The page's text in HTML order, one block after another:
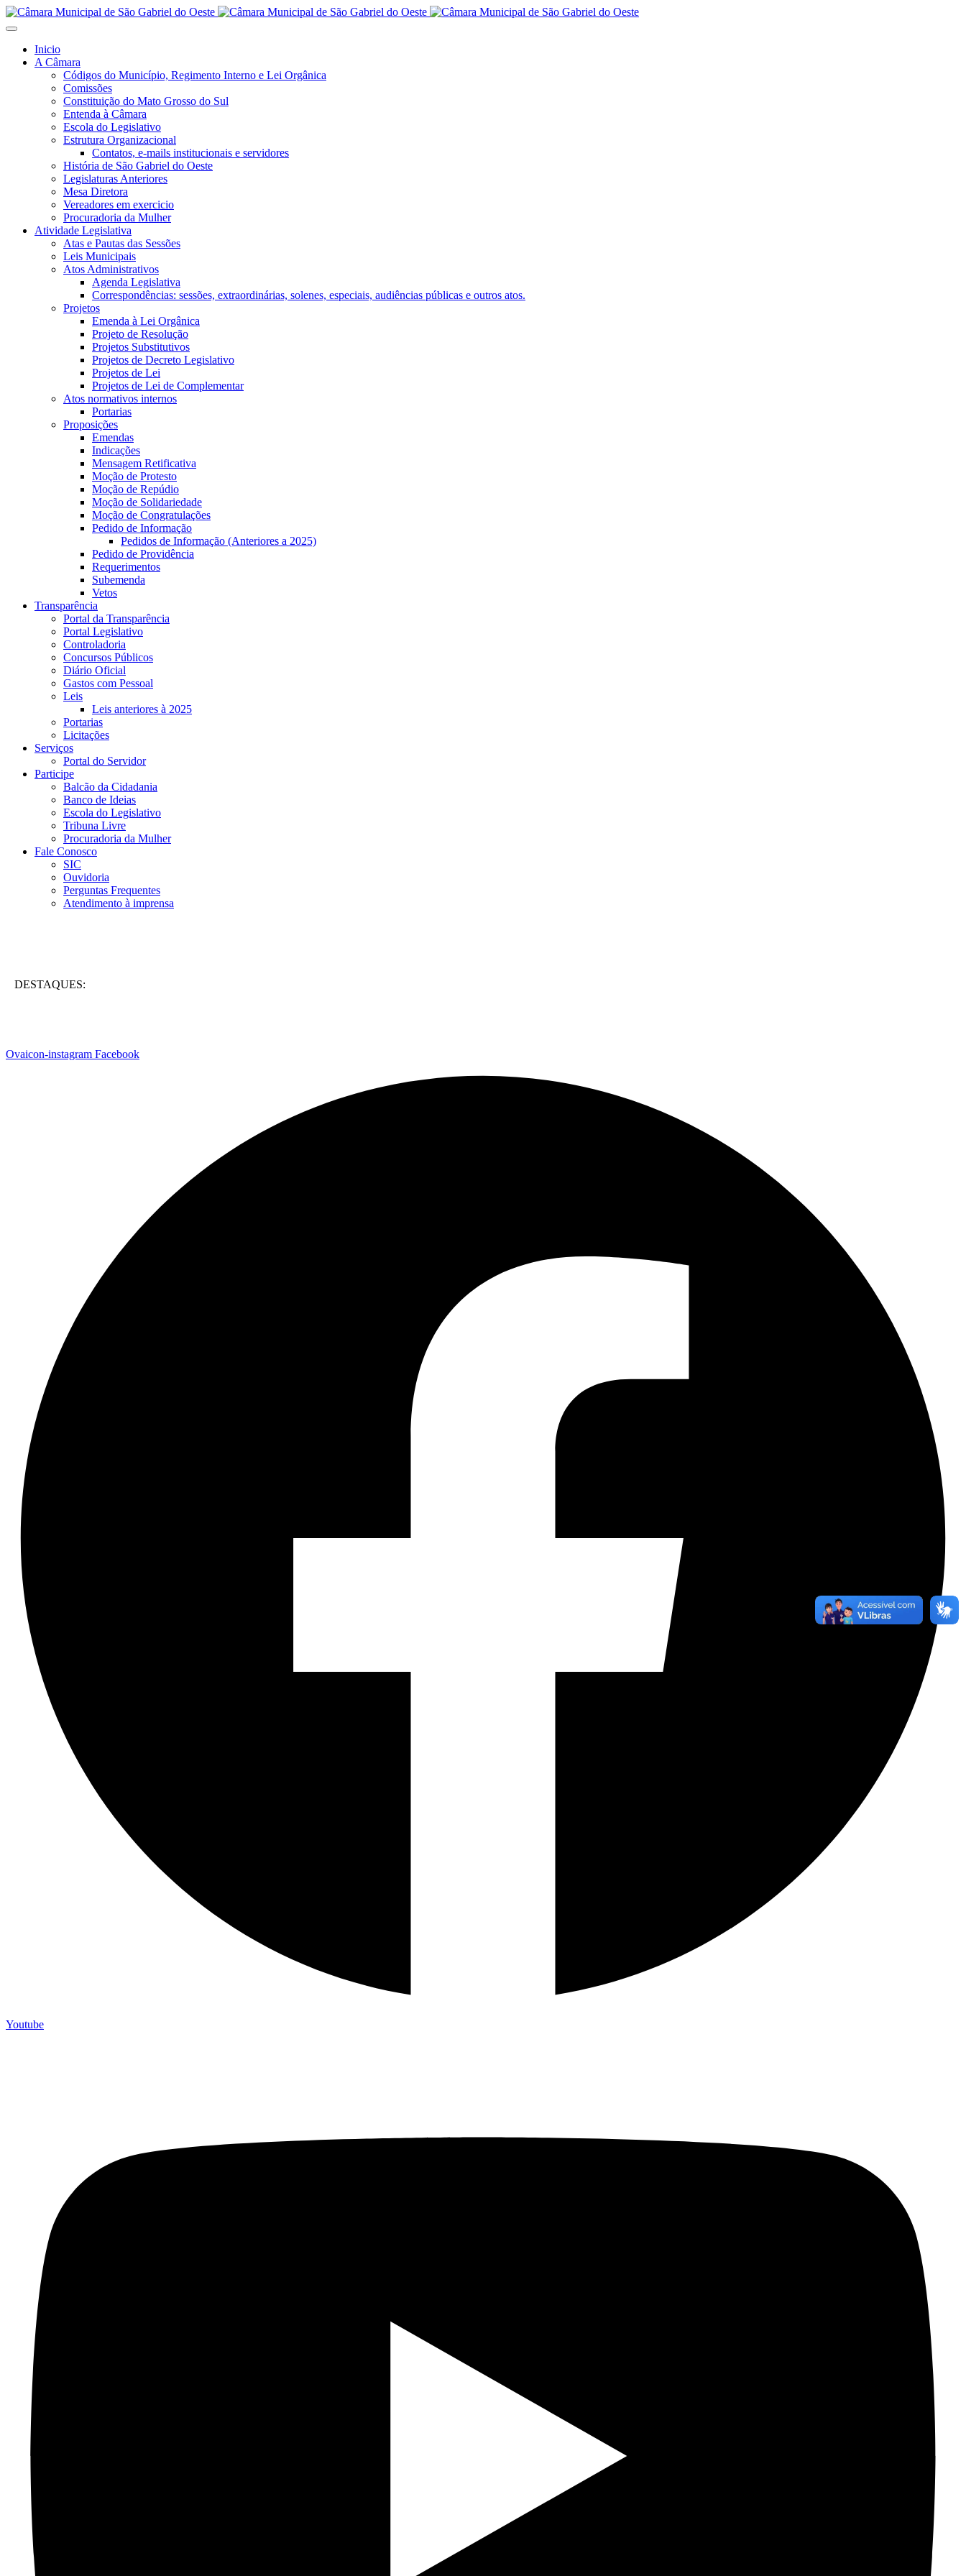
Inicio
A Câmara
Códigos do Município, Regimento Interno e Lei Orgânica
Comissões
Constituição do Mato Grosso do Sul
Entenda à Câmara
Escola do Legislativo
Estrutura Organizacional
Contatos, e-mails institucionais e servidores
História de São Gabriel do Oeste
Legislaturas Anteriores
Mesa Diretora
Vereadores em exercicio
Procuradoria da Mulher
Atividade Legislativa
Atas e Pautas das Sessões
Leis Municipais
Atos Administrativos
Agenda Legislativa
Correspondências: sessões, extraordinárias, solenes, especiais, audiências públicas e outros atos.
Projetos
Emenda à Lei Orgânica
Projeto de Resolução
Projetos Substitutivos
Projetos de Decreto Legislativo
Projetos de Lei
Projetos de Lei de Complementar
Atos normativos internos
Portarias
Proposições
Emendas
Indicações
Mensagem Retificativa
Moção de Protesto
Moção de Repúdio
Moção de Solidariedade
Moção de Congratulações
Pedido de Informação
Pedidos de Informação (Anteriores a 2025)
Pedido de Providência
Requerimentos
Subemenda
Vetos
Transparência
Portal da Transparência
Portal Legislativo
Controladoria
Concursos Públicos
Diário Oficial
Gastos com Pessoal
Leis
Leis anteriores à 2025
Portarias
Licitações
Serviços
Portal do Servidor
Participe
Balcão da Cidadania
Banco de Ideias
Escola do Legislativo
Tribuna Livre
Procuradoria da Mulher
Fale Conosco
SIC
Ouvidoria
Perguntas Frequentes
Atendimento à imprensa
DESTAQUES:
Ovaicon-instagram Facebook
Youtube